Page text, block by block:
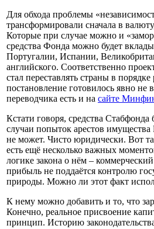
Для обхода проблемы
трансформировали сначала в
Которые при случае можно и
средства Фонда можно будет
Португалии, Испании,
английского. Соответственно
стал переставлять страны в
постановление готовилось явно
переводчика есть и на сайте
Кстати говоря, средства Стабфонда
случаи попыток арестов имущества
не может. Чисто юридически. Вот
есть ещё несколько важных
логике закона о нём –
прибыль не поддаётся контролю
природы. Можно ли этот факт
К нему можно добавить и то, что
Конечно, реальное присвоение
принцип. Историю